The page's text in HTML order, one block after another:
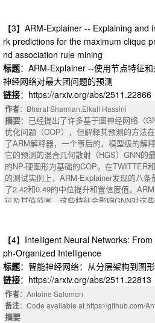
mical properties, including two-photon
PA spectral ranges, singlet-triplet
icity and synthetic accessibility scores,
nt, molecular weight, and aromaticity.
hybrid workflow that integrates density
al excited-state methods, atomistic
redictors. Using QuantumChem-200K, we
2.5-32B large language model to create a
of forward property prediction from
n molecules from VQM24 and ZINC20
fine-tuning significantly improves
nd the base Qwen2.5-32B model,
central to photoinitiator design.
g AI assistant together provide the first
ut, LLM-driven photoinitiator screening
sensitive materials.
runk networks, and the parametric core
esults, including heat-conduction,
phenomena, demonstrate great
amic in the extrapolation regime for
on with state-of-the-art approaches e.g.
航的弹性方面的好处。
摘要 ：Reliable positioning in GNSS-
itical challenge for navigation systems.
improves robustness but remains
utliers. We present a robust and adaptive
work that directly integrates GNSS
preintegration factors and incorporates the
ss function that unifies several m-
meter. By adaptively down weighting
approach improves resilience positioning.
n extended GTSAM framework and
he proposed solution reduces positioning
andard FGO, and achieves even larger
an filter (EKF) baselines in urban canyon
hlight the benefits of Barron loss in
-based navigation in urban and signal-
【3】ARM-Explainer -- Explaining
rk predictions for the maximum clique
nd association rule mining
标题：ARM-Explainer --使用节点特征
神经网络对最大团问题的预测
链接：https://arxiv.org/abs/2511.22866
作者：Bharat Sharman,Elkafi Hassini
摘要：已经提出了许多基于图神经网络（
优化问题（COP），但解释其预测的方法
了ARM解释器，一个事后的，模型级的解
它的预测的混合几何散射（HGS）GNN的
的NP-硬图形为基础的COP。在TWITTER
的测试实例上，ARM-Explainer发现的八
了2.42和0.49的中位提升和置信度值。
征及其值范围，这些特征会影响GNN对这
摘要 ：Numerous graph neural network
proposed to solve graph-based
s), but methods to explain their predictions
e introduce ARM-Explainer, a post-hoc,
sociation rule mining, and demonstrate it
eometric scattering (HGS) GNN for the
canonical NP-hard graph-based COP.
on rules discovered by ARM-Explainer
【4】Intelligent Neural Networks:
ph-Organized Intelligence
标题：智能神经网络：从分层架构到图
链接：https://arxiv.org/abs/2511.22813
作者：Antoine Salomon
备注：Code available at https://github.com/
摘要